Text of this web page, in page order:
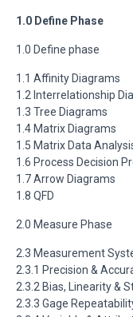
1.0 Define Phase
1.0 Define phase
1.1 Affinity Diagrams
1.2 Interrelationship
1.3 Tree Diagrams
1.4 Matrix Diagrams
1.5 Matrix Data
1.6 Process Decision
1.7 Arrow Diagrams
1.8 QFD
2.0 Measure Phase
2.3 Measurement
2.3.1 Precision &
2.3.2 Bias, Linearity &
2.3.3 Gage